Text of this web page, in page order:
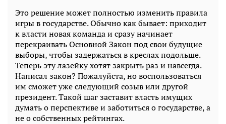
Это решение может полностью изменить правила
игры в государстве. Обычно как бывает: приходит
к власти новая команда и сразу начинает
перекраивать Основной Закон под свои будущие
выборы, чтобы задержаться в креслах подольше.
Теперь эту лазейку хотят закрыть раз и навсегда.
Написал закон? Пожалуйста, но воспользоваться
им сможет уже следующий созыв или другой
президент. Такой шаг заставит власть имущих
думать о перспективе и заботиться о государстве, а
не о собственных рейтингах.